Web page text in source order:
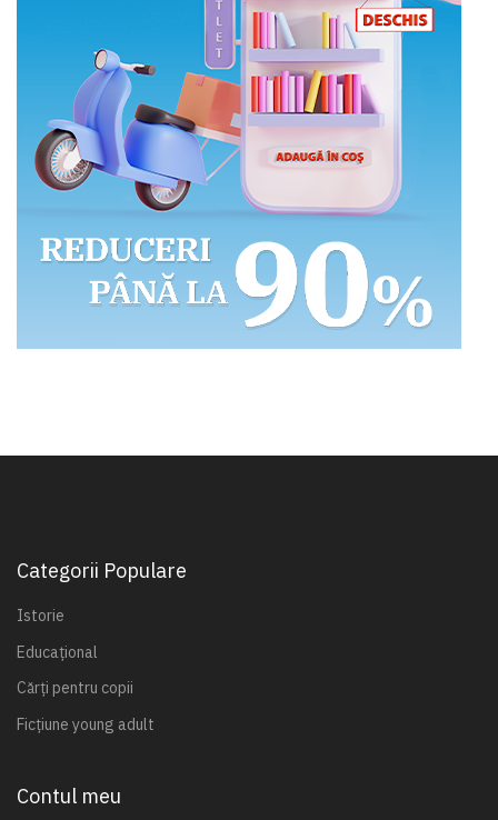
Categorii Populare
Istorie
Educațional
Cărți pentru copii
Ficțiune young adult
Contul meu